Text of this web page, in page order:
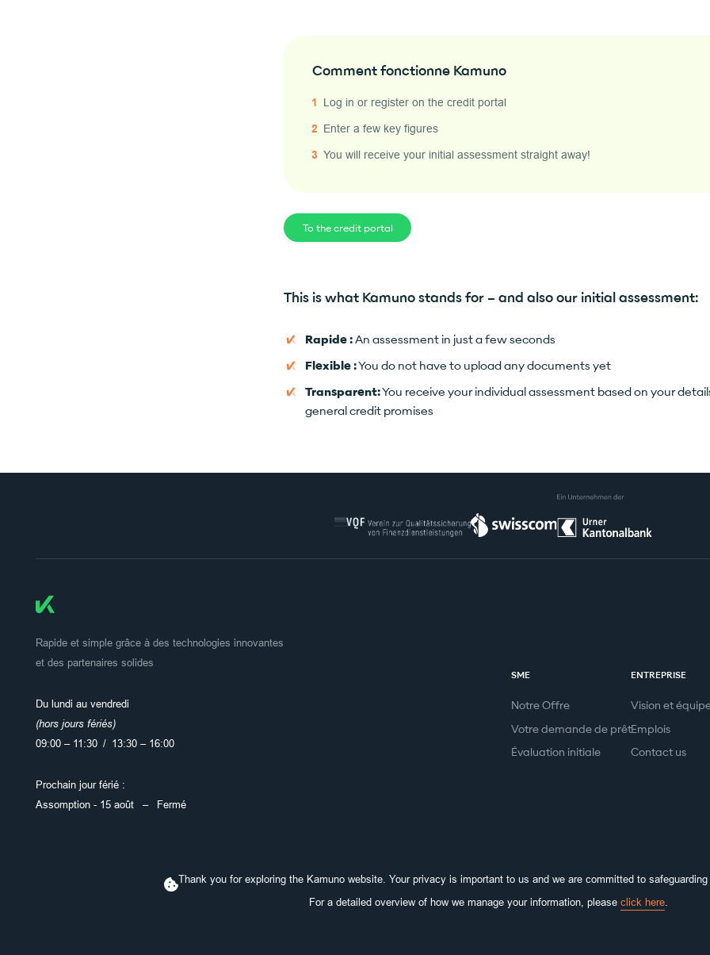
Comment fonctionne Kamuno
Log in or register on the credit portal
Enter a few key figures
You will receive your initial assessment straight away!
To the credit portal
This is what Kamuno stands for – and also our initial assessment:
Rapide :An assessment in just a few seconds
Flexible :You do not have to upload any documents yet
Transparent:You receive your individual assessment based on your
general credit promises
Rapide et simple grâce à des technologies innovantes
et des partenaires solides
Du lundi au vendredi
(hors jours fériés)
09:00 – 11:30 / 13:30 – 16:00
Prochain jour férié :
Assomption - 15 août – Fermé
SME
Notre Offre
Votre demande de prêt
Évaluation initiale
ENTREPRISE
Vision et
Emplois
Contact us
Thank you for exploring the Kamuno website. Your privacy is important to us and we are committed to
For a detailed overview of how we manage your information, pleaseclick here.